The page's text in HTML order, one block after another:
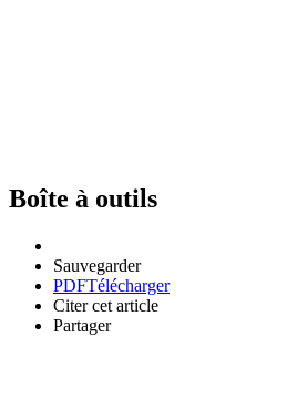
Boîte à outils
Sauvegarder
PDFTélécharger
Citer cet article
Partager